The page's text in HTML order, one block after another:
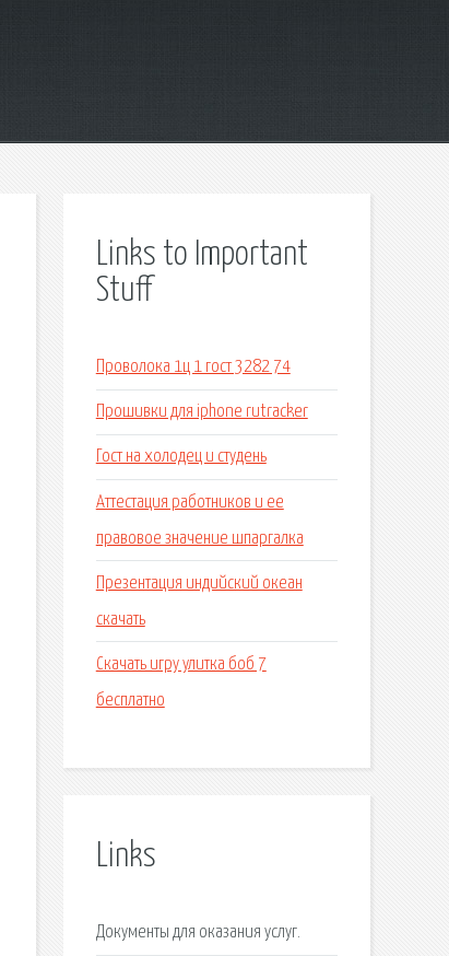
Links to Important
Stuff
Проволока 1ц 1 гост 3282 74
Прошивки для iphone rutracker
Гост на холодец и студень
Аттестация работников и ее
правовое значение шпаргалка
Презентация индийский океан
скачать
Скачать игру улитка боб 7
бесплатно
Links
Документы для оказания услуг.